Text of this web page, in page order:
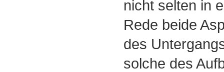
nicht selten in
Rede beide
des
solche des